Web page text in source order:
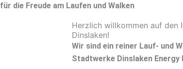
für die Freude am Laufen und Walken
Herzlich willkommen auf den
Dinslaken!
Wir sind ein reiner Lauf- und
Stadtwerke Dinslaken Energy